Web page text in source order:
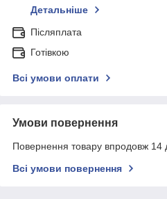
Детальніше
Післяплата
Готівкою
Всі умови оплати
Умови повернення
Повернення товару впродовж 14
Всі умови повернення